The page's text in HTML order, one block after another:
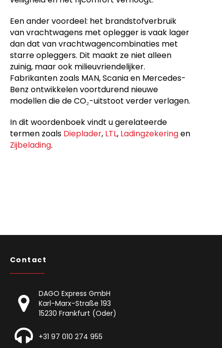
Een ander voordeel: het brandstofverbruik
van vrachtwagens met oplegger is vaak lager
dan dat van vrachtwagencombinaties met
starre opleggers. Dit maakt ze niet alleen
zuinig, maar ook milieuvriendelijker.
Fabrikanten zoals MAN, Scania en Mercedes-
Benz ontwikkelen voortdurend nieuwe
modellen die de CO₂-uitstoot verder verlagen.
In dit woordenboek vindt u gerelateerde
termen zoals Dieplader, LTL, Ladingzekeringen
Zijbelading.
Contact
DAGO Express GmbH
Karl-Marx-Straße 193
15230 Frankfurt (Oder)
+31 97 010 274 955